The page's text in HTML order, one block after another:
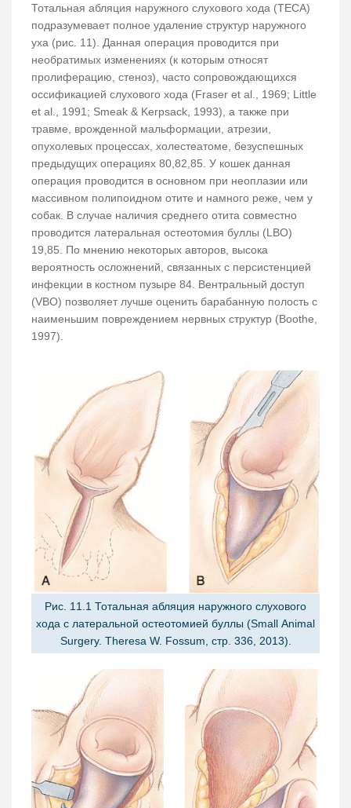
Тотальная абляция наружного слухового хода (TECA)
подразумевает полное удаление структур наружного
уха (рис. 11). Данная операция проводится при
необратимых изменениях (к которым относят
пролиферацию, стеноз), часто сопровождающихся
оссификацией слухового хода (Fraser et al., 1969; Little
et al., 1991; Smeak & Kerpsack, 1993), а также при
травме, врожденной мальформации, атрезии,
опухолевых процессах, холестеатоме, безуспешных
предыдущих операциях 80,82,85. У кошек данная
операция проводится в основном при неоплазии или
массивном полипоидном отите и намного реже, чем у
собак. В случае наличия среднего отита совместно
проводится латеральная остеотомия буллы (LBO)
19,85. По мнению некоторых авторов, высока
вероятность осложнений, связанных с персистенцией
инфекции в костном пузыре 84. Вентральный доступ
(VBO) позволяет лучше оценить барабанную полость с
наименьшим повреждением нервных структур (Boothe,
1997).
Рис. 11.1 Тотальная абляция наружного слухового
хода с латеральной остеотомией буллы (Small Animal
Surgery. Theresa W. Fossum, стр. 336, 2013).